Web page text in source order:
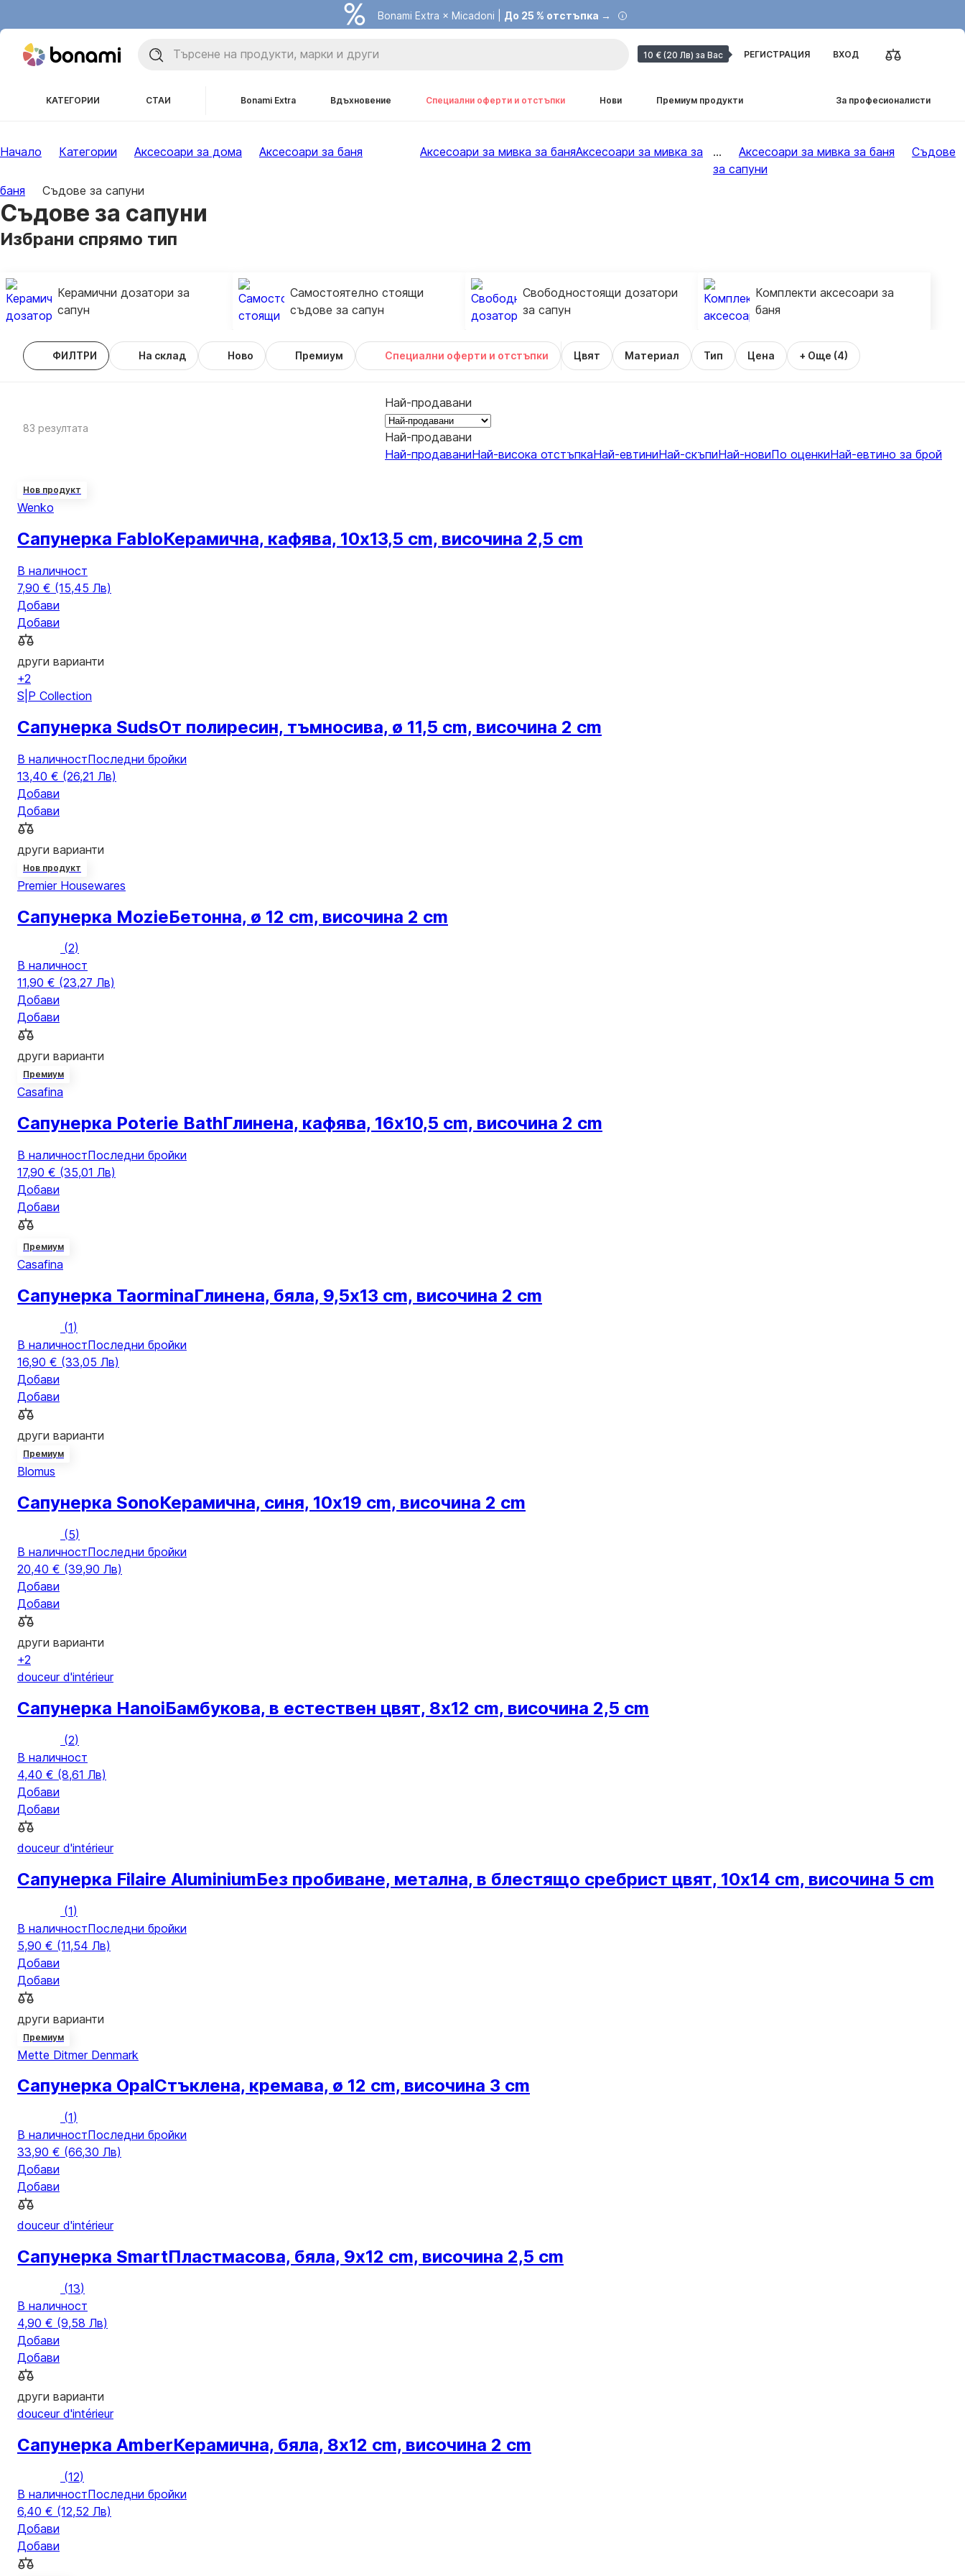
Bonami Extra × Micadoni | До 25 % отстъпка →
10 € (20 Лв) за Вас РЕГИСТРАЦИЯ ВХОД
КАТЕГОРИИ СТАИ Bonami Extra Вдъхновение Специални оферти и отстъпки Нови Премиум продукти За професионалисти
Начало Категории Аксесоари за дома Аксесоари за баня Аксесоари за мивка за баняАксесоари за мивка за
баня Съдове за сапуни
... Аксесоари за мивка за баня
Съдове
за сапуни
Съдове за сапуни
Избрани спрямо тип
Керамични дозатори за
сапун
Самостоятелно стоящи
съдове за сапун
Свободностоящи дозатори
за сапун
Комплекти аксесоари за
баня
ФИЛТРИ На склад Премиум Специални оферти и отстъпки
Новo Цвят Материал Тип Цена + Още (4)
83 резултата
Най-продавани
Най-продавани
Най-продаваниНай-висока отстъпкаНай-евтиниНай-скъпиНай-новиПо оценкиНай-евтино за брой
Нов продукт
Wenko
Сапунерка FabloКерамична, кафява, 10x13,5 cm, височина 2,5 cm
В наличност
7,90 € (15,45 Лв)
Добави
Добави
други варианти
+2
S|P Collection
Сапунерка SudsОт полиресин, тъмносива, ø 11,5 cm, височина 2 cm
В наличностПоследни бройки
13,40 € (26,21 Лв)
Добави
Добави
други варианти
Нов продукт
Premier Housewares
Сапунерка MozieБетонна, ø 12 cm, височина 2 cm
(2)
В наличност
11,90 € (23,27 Лв)
Добави
Добави
други варианти
Премиум
Casafina
Сапунерка Poterie BathГлинена, кафява, 16x10,5 cm, височина 2 cm
В наличностПоследни бройки
17,90 € (35,01 Лв)
Добави
Добави
Премиум
Casafina
Сапунерка TaorminaГлинена, бяла, 9,5x13 cm, височина 2 cm
(1)
В наличностПоследни бройки
16,90 € (33,05 Лв)
Добави
Добави
други варианти
Премиум
Blomus
Сапунерка SonoКерамична, синя, 10x19 cm, височина 2 cm
(5)
В наличностПоследни бройки
20,40 € (39,90 Лв)
Добави
Добави
други варианти
+2
douceur d'intérieur
Сапунерка HanoiБамбукова, в естествен цвят, 8x12 cm, височина 2,5 cm
(2)
В наличност
4,40 € (8,61 Лв)
Добави
Добави
douceur d'intérieur
Сапунерка Filaire AluminiumБез пробиване, метална, в блестящо сребрист цвят, 10x14 cm, височина 5 cm
(1)
В наличностПоследни бройки
5,90 € (11,54 Лв)
Добави
Добави
други варианти
Премиум
Mette Ditmer Denmark
Сапунерка OpalСтъклена, кремава, ø 12 cm, височина 3 cm
(1)
В наличностПоследни бройки
33,90 € (66,30 Лв)
Добави
Добави
douceur d'intérieur
Сапунерка SmartПластмасова, бяла, 9x12 cm, височина 2,5 cm
(13)
В наличност
4,90 € (9,58 Лв)
Добави
Добави
други варианти
douceur d'intérieur
Сапунерка AmberКерамична, бяла, 8x12 cm, височина 2 cm
(12)
В наличностПоследни бройки
6,40 € (12,52 Лв)
Добави
Добави